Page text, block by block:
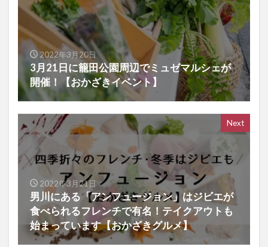
2022年3月20日
3月21日に籠田公園周辺でミュゼマルシェが
開催！【おかざきイベント】
Next
2022年3月21日
男川にある「アンフュージョン」はジビエが
食べられるフレンチで有名！テイクアウトも
始まっています【おかざきグルメ】